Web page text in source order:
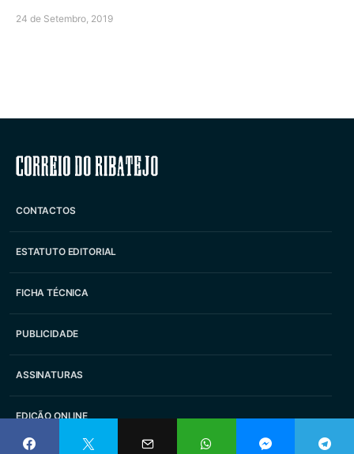
24 de Setembro, 2019
Correio do Ribatejo
CONTACTOS
ESTATUTO EDITORIAL
FICHA TÉCNICA
PUBLICIDADE
ASSINATURAS
EDIÇÃO ONLINE